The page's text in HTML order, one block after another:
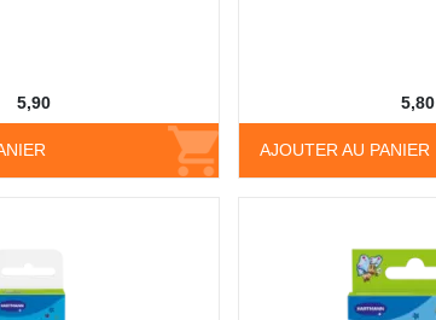
5,90
AJOUTER AU PANIER
5,80